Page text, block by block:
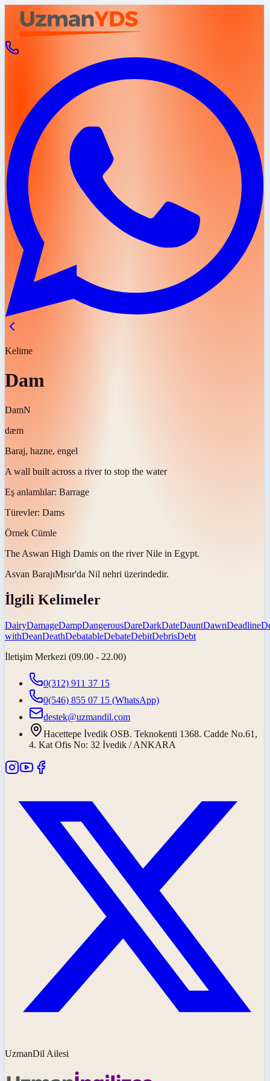
Kelime
Dam
DamN
dæm
Baraj, hazne, engel
A wall built across a river to stop the water
Eş anlamlılar: Barrage
Türevler: Dams
Örnek Cümle
The Aswan High Damis on the river Nile in Egypt.
Asvan BarajıMısır'da Nil nehri üzerindedir.
İlgili Kelimeler
DairyDamageDampDangerousDareDarkDateDauntDawnDeadline
withDeanDeathDebatableDebateDebitDebrisDebt
İletişim Merkezi (09.00 - 22.00)
0(312) 911 37 15
0(546) 855 07 15 (WhatsApp)
destek@uzmandil.com
Hacettepe İvedik OSB. Teknokenti 1368. Cadde No.61,
4. Kat Ofis No: 32 İvedik / ANKARA
UzmanDil Ailesi